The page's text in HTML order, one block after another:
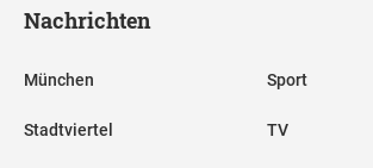
Nachrichten
München
Stadtviertel
Sport
TV